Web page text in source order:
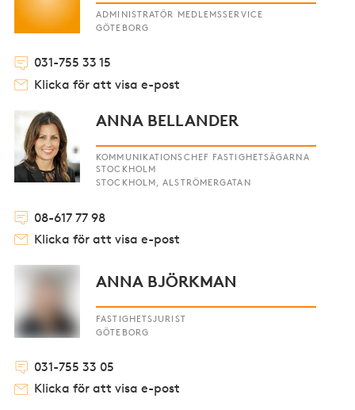
ADMINISTRATÖR MEDLEMSSERVICE
GÖTEBORG
031-755 33 15
Klicka för att visa e-post
ANNA BELLANDER
KOMMUNIKATIONSCHEF FASTIGHETSÄGARNA
STOCKHOLM
STOCKHOLM, ALSTRÖMERGATAN
08-617 77 98
Klicka för att visa e-post
ANNA BJÖRKMAN
FASTIGHETSJURIST
GÖTEBORG
031-755 33 05
Klicka för att visa e-post